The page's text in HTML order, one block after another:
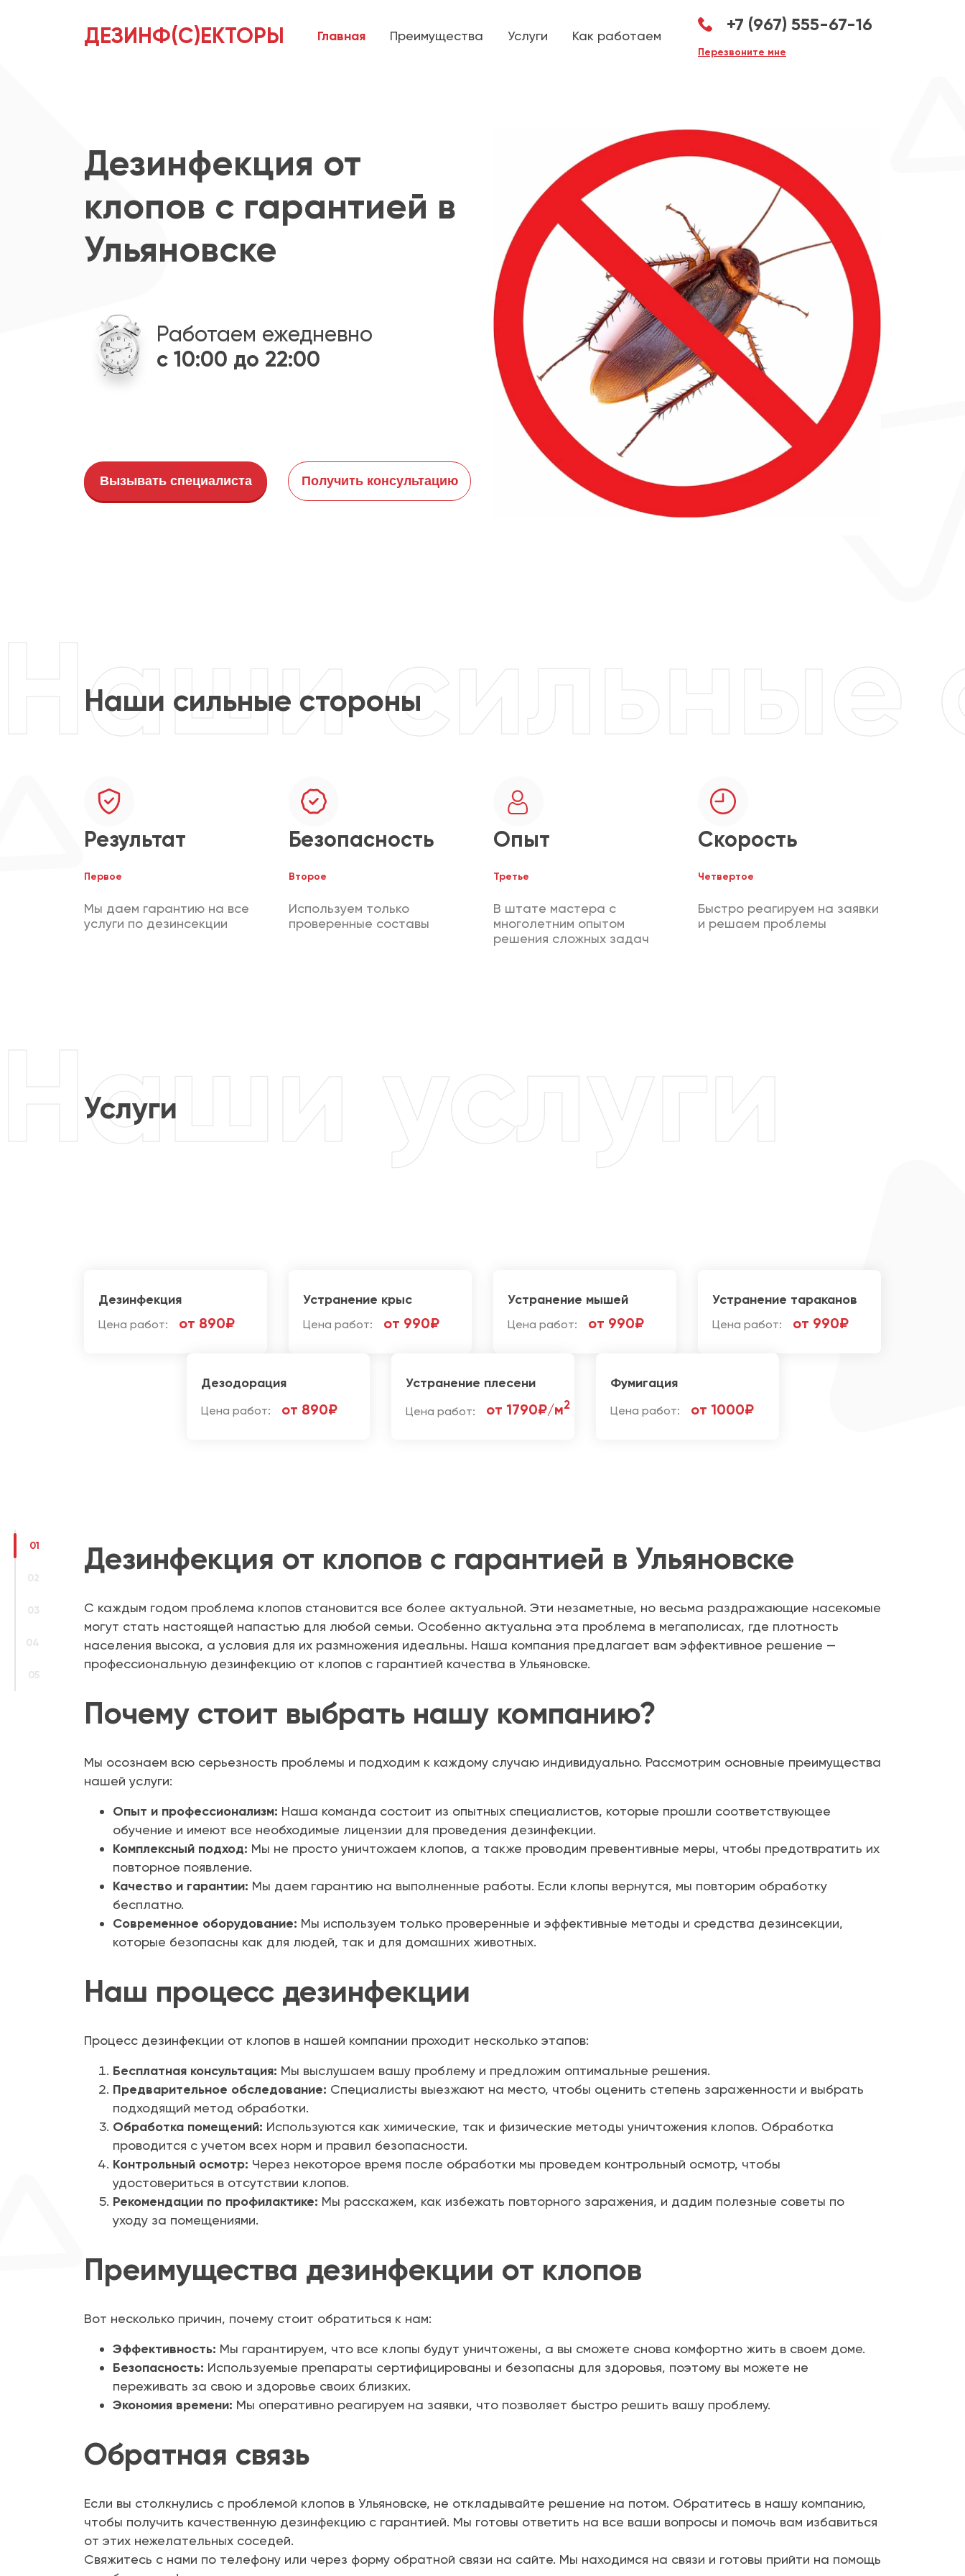
01
02
03
04
05
ДЕЗИНФ(С)ЕКТОРЫ Главная Преимущества Услуги Как работаем
+7 (967) 555-67-16
Перезвоните мне
Дезинфекция от
клопов с гарантией в
Ульяновске
Работаем ежедневно
с 10:00 до 22:00
Вызывать специалиста Получить консультацию
Наши сильные стороны
Результат
Первое
Мы даем гарантию на все
услуги по дезинсекции
Безопасность
Второе
Используем только
проверенные составы
Опыт
Третье
В штате мастера с
многолетним опытом
решения сложных задач
Скорость
Четвертое
Быстро реагируем на заявки
и решаем проблемы
Услуги
Дезинфекция
Цена работ: от 890₽
Устранение крыс
Цена работ: от 990₽
Устранение мышей
Цена работ: от 990₽
Устранение тараканов
Цена работ: от 990₽
Дезодорация
Цена работ: от 890₽
Устранение плесени
Цена работ: от 1790₽/м2
Фумигация
Цена работ: от 1000₽
Дезинфекция от клопов с гарантией в Ульяновске
С каждым годом проблема клопов становится все более актуальной. Эти незаметные, но весьма раздражающие насекомые
могут стать настоящей напастью для любой семьи. Особенно актуальна эта проблема в мегаполисах, где плотность
населения высока, а условия для их размножения идеальны. Наша компания предлагает вам эффективное решение —
профессиональную дезинфекцию от клопов с гарантией качества в Ульяновске.
Почему стоит выбрать нашу компанию?
Мы осознаем всю серьезность проблемы и подходим к каждому случаю индивидуально. Рассмотрим основные преимущества
нашей услуги:
Опыт и профессионализм: Наша команда состоит из опытных специалистов, которые прошли соответствующее
обучение и имеют все необходимые лицензии для проведения дезинфекции.
Комплексный подход: Мы не просто уничтожаем клопов, а также проводим превентивные меры, чтобы предотвратить их
повторное появление.
Качество и гарантии: Мы даем гарантию на выполненные работы. Если клопы вернутся, мы повторим обработку
бесплатно.
Современное оборудование: Мы используем только проверенные и эффективные методы и средства дезинсекции,
которые безопасны как для людей, так и для домашних животных.
Наш процесс дезинфекции
Процесс дезинфекции от клопов в нашей компании проходит несколько этапов:
Бесплатная консультация: Мы выслушаем вашу проблему и предложим оптимальные решения.
Предварительное обследование: Специалисты выезжают на место, чтобы оценить степень зараженности и выбрать
подходящий метод обработки.
Обработка помещений: Используются как химические, так и физические методы уничтожения клопов. Обработка
проводится с учетом всех норм и правил безопасности.
Контрольный осмотр: Через некоторое время после обработки мы проведем контрольный осмотр, чтобы
удостовериться в отсутствии клопов.
Рекомендации по профилактике: Мы расскажем, как избежать повторного заражения, и дадим полезные советы по
уходу за помещениями.
Преимущества дезинфекции от клопов
Вот несколько причин, почему стоит обратиться к нам:
Эффективность: Мы гарантируем, что все клопы будут уничтожены, а вы сможете снова комфортно жить в своем доме.
Безопасность: Используемые препараты сертифицированы и безопасны для здоровья, поэтому вы можете не
переживать за свою и здоровье своих близких.
Экономия времени: Мы оперативно реагируем на заявки, что позволяет быстро решить вашу проблему.
Обратная связь
Если вы столкнулись с проблемой клопов в Ульяновске, не откладывайте решение на потом. Обратитесь в нашу компанию,
чтобы получить качественную дезинфекцию с гарантией. Мы готовы ответить на все ваши вопросы и помочь вам избавиться
от этих нежелательных соседей.
Свяжитесь с нами по телефону или через форму обратной связи на сайте. Мы находимся на связи и готовы прийти на помощь